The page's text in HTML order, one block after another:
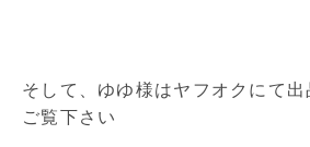
そして、ゆゆ様はヤフオクにて
ご覧下さい